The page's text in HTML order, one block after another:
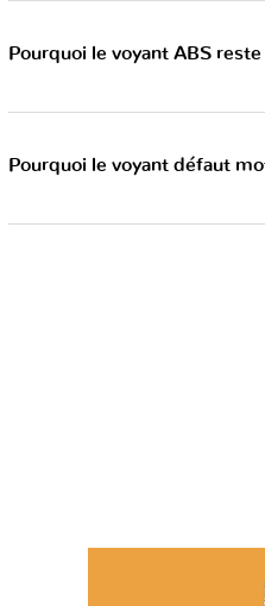
Pourquoi le voyant ABS
Pourquoi le voyant défaut